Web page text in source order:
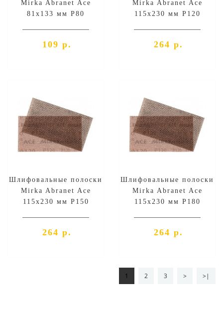
Mirka Abranet Ace
81х133 мм P80
109 р.
Mirka Abranet Ace
115х230 мм P120
264 р.
Шлифовальные полоски
Mirka Abranet Ace
115х230 мм P150
264 р.
Шлифовальные полоски
Mirka Abranet Ace
115х230 мм P180
264 р.
1 2 3 > >|